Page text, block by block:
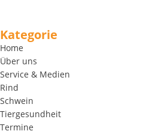
Kategorie
Home
Über uns
Service & Medien
Rind
Schwein
Tiergesundheit
Termine